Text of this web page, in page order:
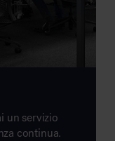
un servizio
continua.